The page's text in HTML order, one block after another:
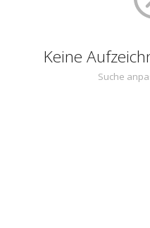
Keine
Suche